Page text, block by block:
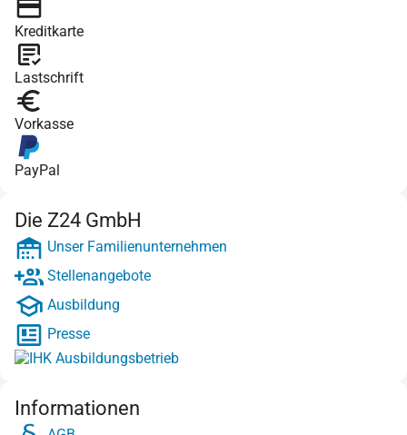
Kreditkarte
Lastschrift
Vorkasse
PayPal
Die Z24 GmbH
Unser Familienunternehmen
Stellenangebote
Ausbildung
Presse
Informationen